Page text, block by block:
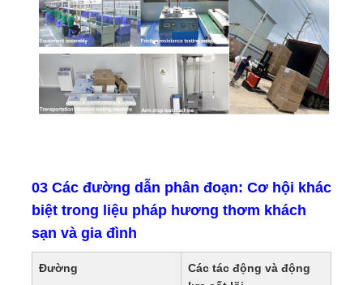
03 Các đường dẫn phân đoạn: Cơ hội khác
biệt trong liệu pháp hương thơm khách
sạn và gia đình
Đường
Các tác động và động